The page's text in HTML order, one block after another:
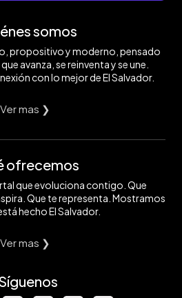
somos
propositivo y moderno, pensado
avanza, se reinventa y se une.
con lo mejor de El Salvador.
Ver mas ❯
ofrecemos
que evoluciona contigo. Que
Que te representa. Mostramos
hecho El Salvador.
Ver mas ❯